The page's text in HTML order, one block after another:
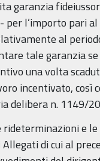
garanzia
per l’importo pari
al
tale garanzia
una volta
incentivato, così
delibera n. 1149/
e
di cui al